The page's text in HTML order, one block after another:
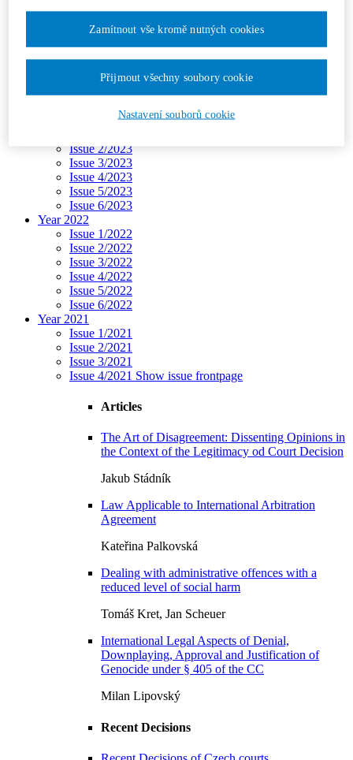
Issue 1/2024
Issue 2/2024
Issue 3/2024
Issue 4/2024
Issue 5/2024
Issue 2/2023
Issue 3/2023
Issue 4/2023
Issue 5/2023
Issue 6/2023
Year 2022
Issue 1/2022
Issue 2/2022
Issue 3/2022
Issue 4/2022
Issue 5/2022
Issue 6/2022
Year 2021
Issue 1/2021
Issue 2/2021
Issue 3/2021
Issue 4/2021 Show issue frontpage
Articles
The Art of Disagreement: Dissenting Opinions in
the Context of the Legitimacy od Court Decision
Jakub Stádník
Law Applicable to International Arbitration
Agreement
Kateřina Palkovská
Dealing with administrative offences with a
reduced level of social harm
Tomáš Kret, Jan Scheuer
International Legal Aspects of Denial,
Downplaying, Approval and Justification of
Genocide under § 405 of the CC
Milan Lipovský
Recent Decisions
Nastavení souborů cookie
Zamítnout vše kromě nutných cookies
Přijmout všechny soubory cookie